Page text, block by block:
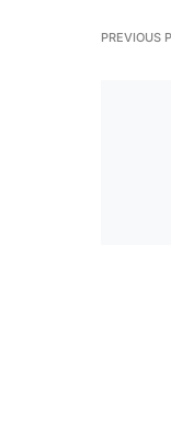
PREVIOUS